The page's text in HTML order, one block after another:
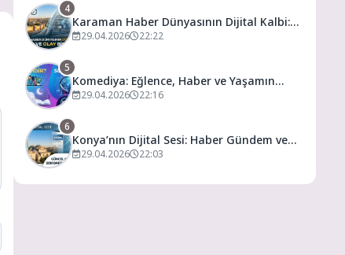
4
Karaman Haber Dünyasının Dijital Kalbi:
Gündem ve Olay
29.04.2026 22:22
5
Komediya: Eğlence, Haber ve Yaşamın
Dijital Buluşma Noktası
29.04.2026 22:16
6
Konya’nın Dijital Sesi: Haber Gündem ve
Yaşamın Merkezi
29.04.2026 22:03